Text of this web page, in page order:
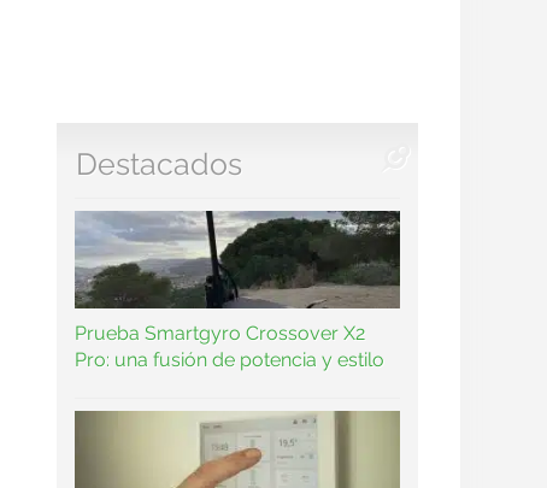
Destacados
Prueba Smartgyro Crossover X2
Pro: una fusión de potencia y estilo